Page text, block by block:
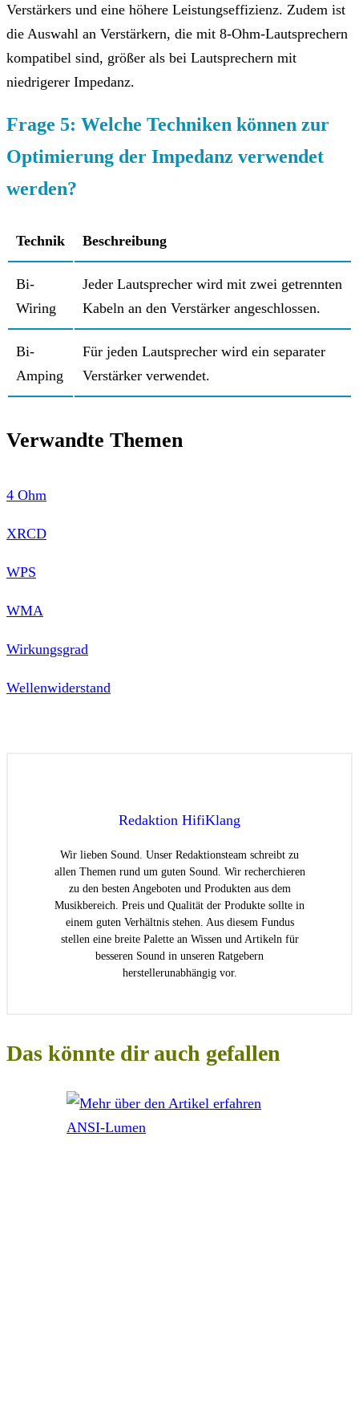
Verstärkers und eine höhere Leistungseffizienz. Zudem ist
die Auswahl an Verstärkern, die mit 8-Ohm-Lautsprechern
kompatibel sind, größer als bei Lautsprechern mit
niedrigerer Impedanz.
Frage 5: Welche Techniken können zur
Optimierung der Impedanz verwendet
werden?
Technik Beschreibung
Bi-
Wiring
Jeder Lautsprecher wird mit zwei getrennten
Kabeln an den Verstärker angeschlossen.
Bi-
Amping
Für jeden Lautsprecher wird ein separater
Verstärker verwendet.
Verwandte Themen
4 Ohm
XRCD
WPS
WMA
Wirkungsgrad
Wellenwiderstand
Redaktion HifiKlang
Wir lieben Sound. Unser Redaktionsteam schreibt zu
allen Themen rund um guten Sound. Wir recherchieren
zu den besten Angeboten und Produkten aus dem
Musikbereich. Preis und Qualität der Produkte sollte in
einem guten Verhältnis stehen. Aus diesem Fundus
stellen eine breite Palette an Wissen und Artikeln für
besseren Sound in unseren Ratgebern
herstellerunabhängig vor.
Das könnte dir auch gefallen